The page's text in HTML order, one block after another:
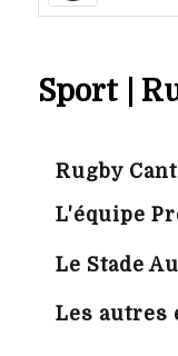
Sport |
Rugby
L'équipe
Le Stade
Les autres